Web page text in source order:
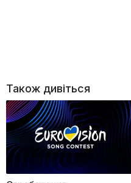
Також дивіться